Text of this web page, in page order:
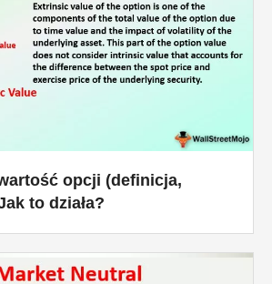
opcji (definicja,
to działa?